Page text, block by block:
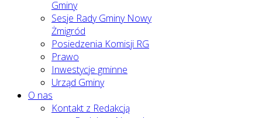
Gminy
Sesje Rady Gminy Nowy
Żmigród
Posiedzenia Komisji RG
Prawo
Inwestycje gminne
Urząd Gminy
O nas
Kontakt z Redakcją